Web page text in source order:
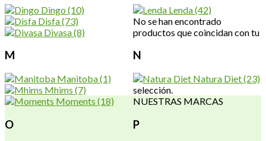
Dingo (10)
Disfa(73)
Divasa(8)
Lenda(42)
M
Manitoba(1)
Mhims (7)
Moments (18)
N
Natura Diet(23)
O P
No se han encontrado
productos que coincidan con tu
selección.
NUESTRAS MARCAS